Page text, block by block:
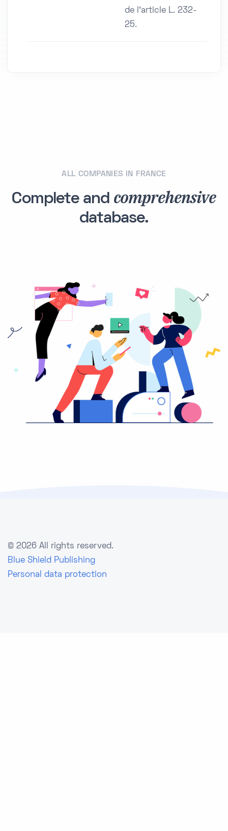
de l'article L. 232-
25.
ALL COMPANIES IN FRANCE
Complete and comprehensive
database.
© 2026 All rights reserved.
Blue Shield Publishing
Personal data protection